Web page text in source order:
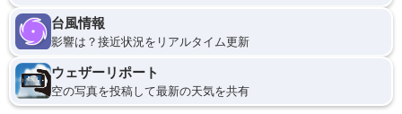
台風情報
影響は？接近状況をリアルタイム更新
ウェザーリポート
空の写真を投稿して最新の天気を共有